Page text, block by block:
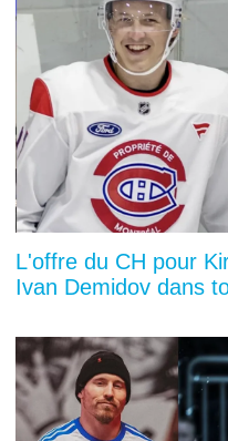
L'offre du CH pour
Ivan Demidov dans